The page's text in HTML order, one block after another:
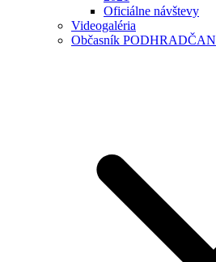
Oficiálne návštevy
Videogaléria
Občasník PODHRADČAN